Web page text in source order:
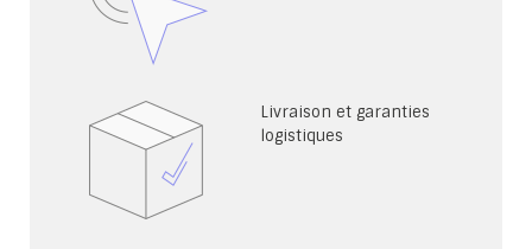
Livraison et garanties
logistiques